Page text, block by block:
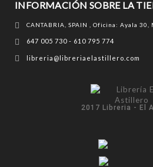
2017 Libreria - El
INFORMACIÓN SOBRE LA
CANTABRIA, SPAIN , Oficina: Ayala 30,
647 005 730 - 610 795 774
libreria@libreriaelastillero.com